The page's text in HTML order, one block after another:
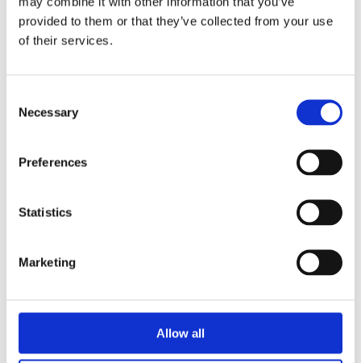
provided to them or that they’ve collected from your use
of their services.
Selection
Necessary
Preferences
Statistics
Marketing
Allow all
εκπαιδευτικοί, γονείς, διευθυντής) θα μπορέσει να
απώλειες και τις στερήσεις των παιδιών
Read more